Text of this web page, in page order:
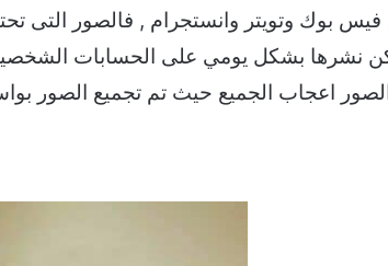
فيس بوك وتويتر وانستجرام , فالصور التى
نشرها بشكل يومي على الحسابات الشخصية
الصور اعجاب الجميع حيث تم تجميع